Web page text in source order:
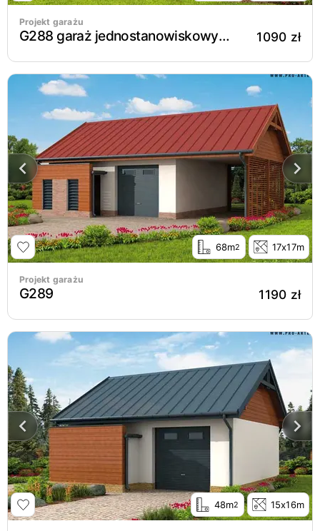
Projekt garażu
G288 garaż jednostanowiskowy z wiatą rekreacyjną 1090 zł
68m2 17x17m
Projekt garażu
G289 1190 zł
48m2 15x16m